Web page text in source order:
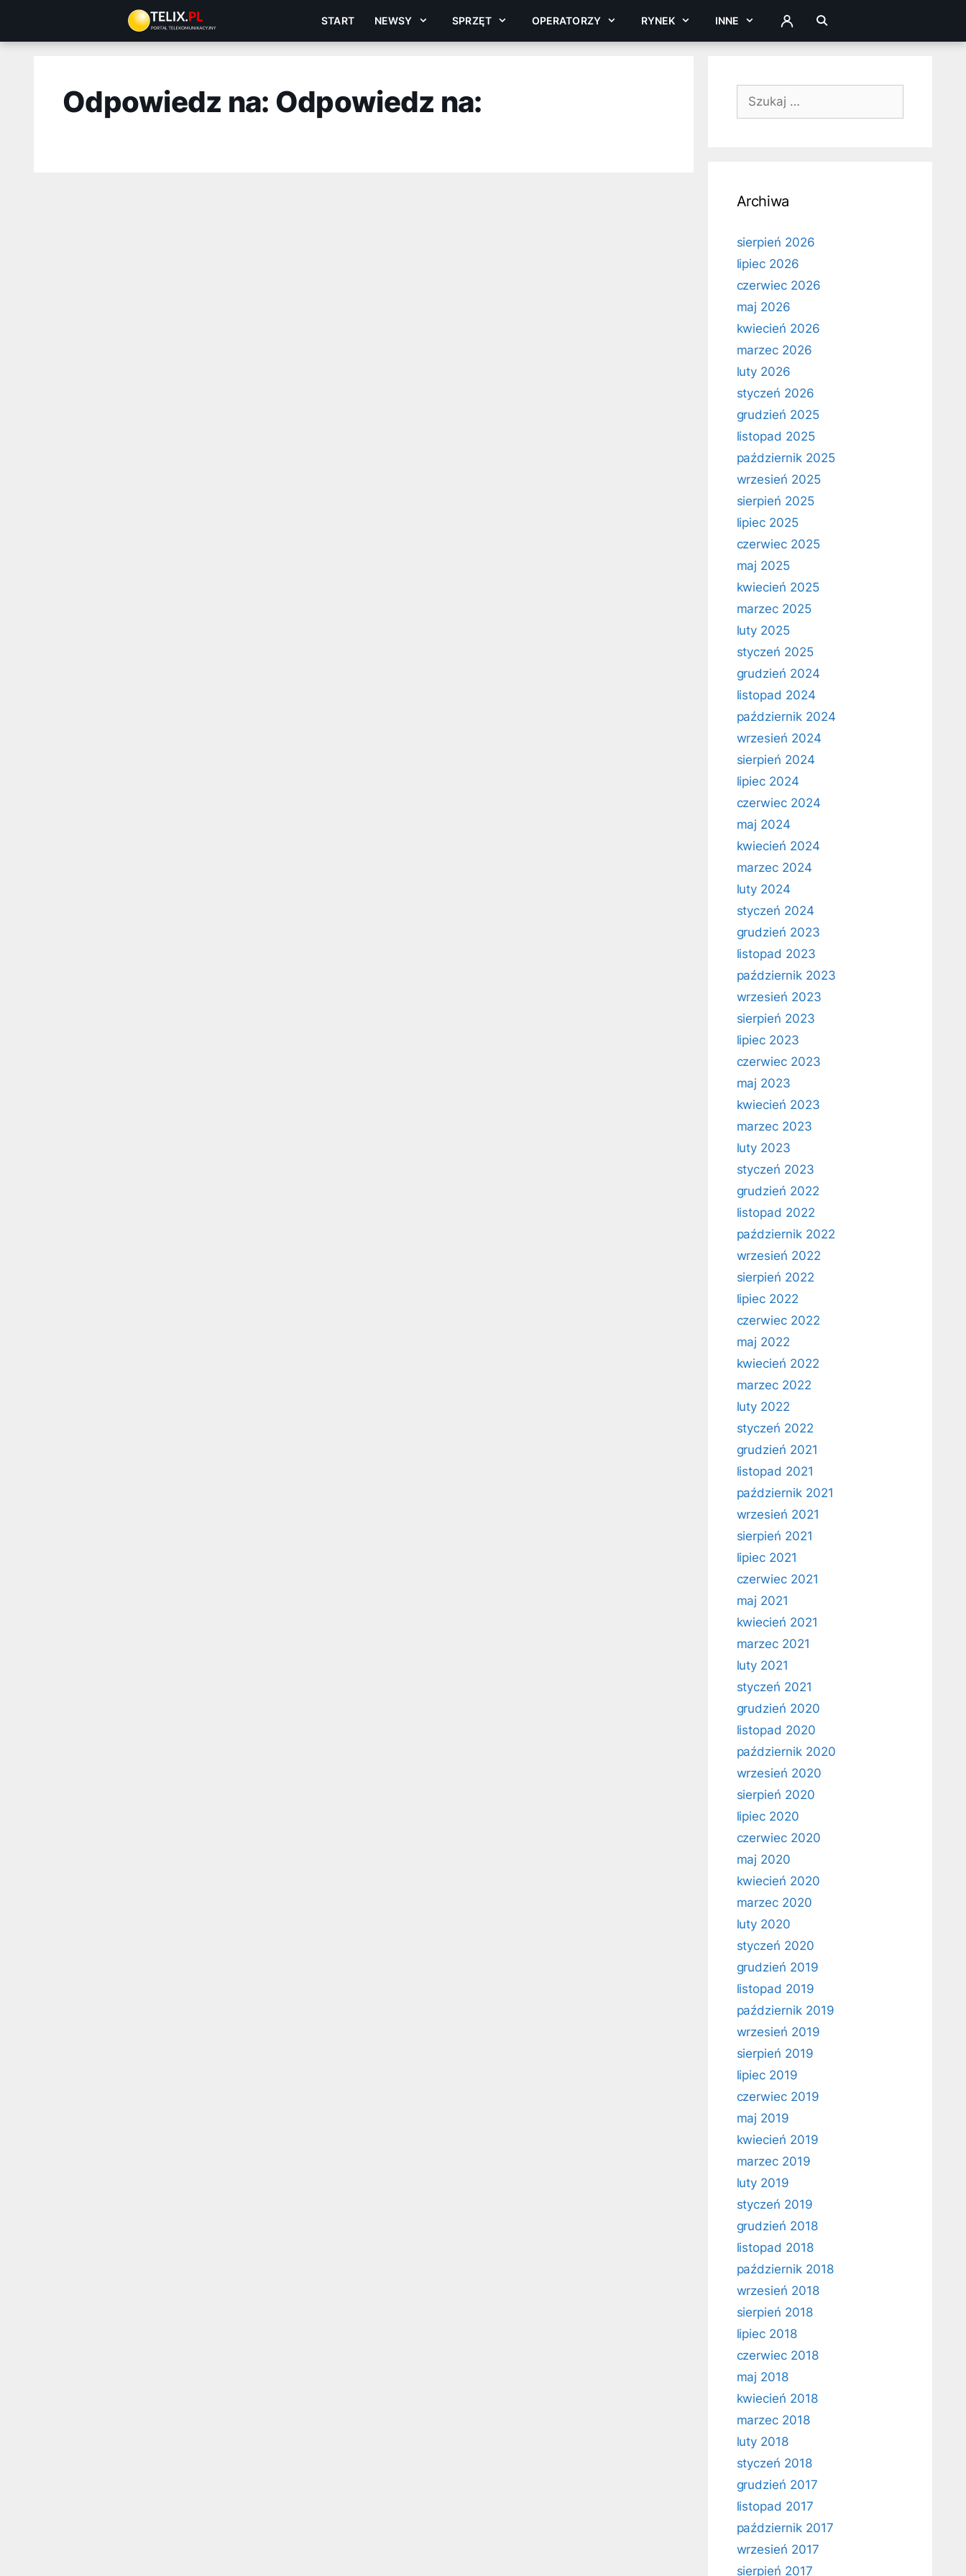
treści
START NEWSY SPRZĘT OPERATORZY RYNEK INNE ZALOGUJ
Odpowiedz na: Odpowiedz na: Szukaj:
Archiwa
sierpień 2026
lipiec 2026
czerwiec 2026
maj 2026
kwiecień 2026
marzec 2026
luty 2026
styczeń 2026
grudzień 2025
listopad 2025
październik 2025
wrzesień 2025
sierpień 2025
lipiec 2025
czerwiec 2025
maj 2025
kwiecień 2025
marzec 2025
luty 2025
styczeń 2025
grudzień 2024
listopad 2024
październik 2024
wrzesień 2024
sierpień 2024
lipiec 2024
czerwiec 2024
maj 2024
kwiecień 2024
marzec 2024
luty 2024
styczeń 2024
grudzień 2023
listopad 2023
październik 2023
wrzesień 2023
sierpień 2023
lipiec 2023
czerwiec 2023
maj 2023
kwiecień 2023
marzec 2023
luty 2023
styczeń 2023
grudzień 2022
listopad 2022
październik 2022
wrzesień 2022
sierpień 2022
lipiec 2022
czerwiec 2022
maj 2022
kwiecień 2022
marzec 2022
luty 2022
styczeń 2022
grudzień 2021
listopad 2021
październik 2021
wrzesień 2021
sierpień 2021
lipiec 2021
czerwiec 2021
maj 2021
kwiecień 2021
marzec 2021
luty 2021
styczeń 2021
grudzień 2020
listopad 2020
październik 2020
wrzesień 2020
sierpień 2020
lipiec 2020
czerwiec 2020
maj 2020
kwiecień 2020
marzec 2020
luty 2020
styczeń 2020
grudzień 2019
listopad 2019
październik 2019
wrzesień 2019
sierpień 2019
lipiec 2019
czerwiec 2019
maj 2019
kwiecień 2019
marzec 2019
luty 2019
styczeń 2019
grudzień 2018
listopad 2018
październik 2018
wrzesień 2018
sierpień 2018
lipiec 2018
czerwiec 2018
maj 2018
kwiecień 2018
marzec 2018
luty 2018
styczeń 2018
grudzień 2017
listopad 2017
październik 2017
wrzesień 2017
sierpień 2017